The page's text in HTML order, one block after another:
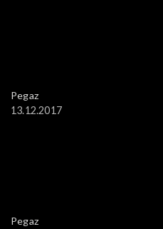
Pegaz
13.12.2017
Pegaz